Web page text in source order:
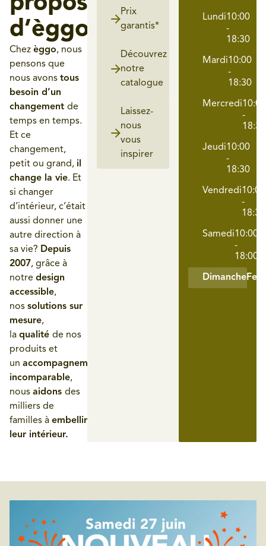
d’èggo
Chez èggo, nous
pensons que
nous avons tous
besoin d’un
changement de
temps en temps.
Et ce
changement,
petit ou grand, il
change la vie. Et
si changer
d’intérieur, c’était
aussi donner une
autre direction à
sa vie? Depuis
2007, grâce à
notre design
accessible,
nos solutions sur
mesure,
la qualité de nos
produits et
un accompagnement
incomparable,
nous aidons des
milliers de
familles à embellir
leur intérieur.
Prix
garantis*
Découvrez
notre
catalogue​
Laissez-
nous
vous
inspirer​
Lundi10:00
-
18:30
Mardi10:00
-
18:30
Mercredi10:00
-
18:30
Jeudi10:00
-
18:30
Vendredi10:00
-
18:30
Samedi10:00
-
18:00
Dimanche